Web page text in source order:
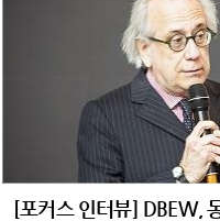
[포커스 인터뷰] DBEW,